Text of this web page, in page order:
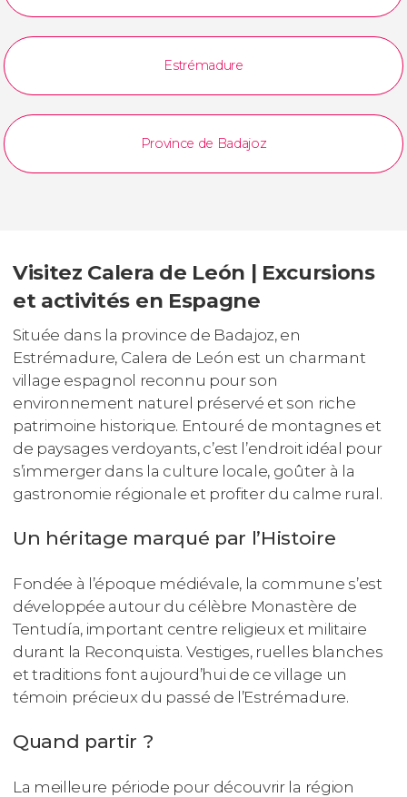
Estrémadure
Province de Badajoz
Visitez Calera de León | Excursions
et activités en Espagne
Située dans la province de Badajoz, en
Estrémadure, Calera de León est un charmant
village espagnol reconnu pour son
environnement naturel préservé et son riche
patrimoine historique. Entouré de montagnes et
de paysages verdoyants, c’est l’endroit idéal pour
s’immerger dans la culture locale, goûter à la
gastronomie régionale et profiter du calme rural.
Un héritage marqué par l’Histoire
Fondée à l’époque médiévale, la commune s’est
développée autour du célèbre Monastère de
Tentudía, important centre religieux et militaire
durant la Reconquista. Vestiges, ruelles blanches
et traditions font aujourd’hui de ce village un
témoin précieux du passé de l’Estrémadure.
Quand partir ?
La meilleure période pour découvrir la région